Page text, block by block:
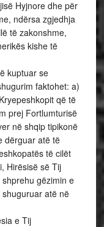
Hyjnore dhe për
ndërsa zgjedhja
të zakonshme,
kishe të
kuptuar se
faktohet: a)
që të
prej Fortlumturisë
në shqip tipikonë
dërguar atë të
të cilët
Hirësisë së Tij
gëzimin e
atë në
e Tij